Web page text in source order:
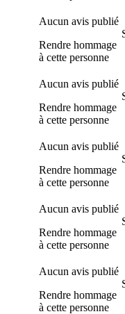
Aucun avis publié
Rendre hommage
à cette personne
Aucun avis publié
Rendre hommage
à cette personne
Aucun avis publié
Rendre hommage
à cette personne
Aucun avis publié
Rendre hommage
à cette personne
Aucun avis publié
Rendre hommage
à cette personne